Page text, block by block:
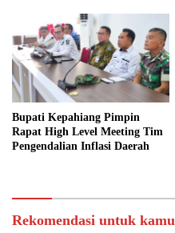
Bupati Kepahiang Pimpin
Rapat High Level Meeting Tim
Pengendalian Inflasi Daerah
Rekomendasi untuk kamu